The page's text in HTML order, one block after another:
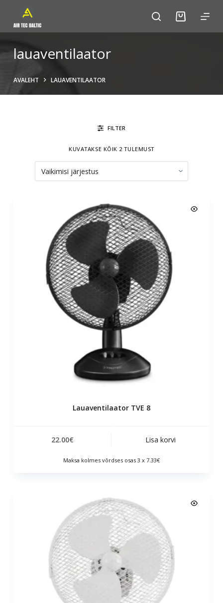
k
i
p
o
lauaventilaator
AVALEHT LAUAVENTILAATOR
FILTER
KUVATAKSE KÕIK 2 TULEMUST
Lauaventilaator TVE 8
22.00€ Lisa korvi
Maksa kolmes võrdses osas 3 x 7.33€